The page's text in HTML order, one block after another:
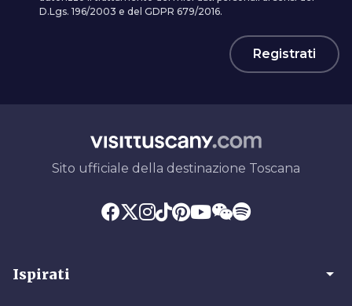
D.Lgs. 196/2003 e del GDPR 679/2016.
Registrati
Sito ufficiale della destinazione Toscana
Ispirati arrow_drop_down